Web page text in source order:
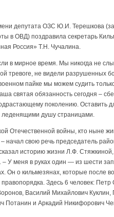
депутата ОЗС Ю.И. Терешкова (за
в ОВД) поздравила секретарь
Россия» Т.Н. Чучалина.
в мирное время. Мы никогда не
тревоге, не видели разрушенных
пайке мы можем судить
святая обязанность сегодня –
поколению. Оставить
леденящими душу страницами.
Отечественной войны, кто ныне
начал свою речь председатель
историю жизни Л.Ф.
– У меня в руках один — из шести
Он о кильмезянах, которые после
правопорядка. Здесь 6 человек:
Василий Михайлович Куклин,
Потанин и Аркадий Никифорович